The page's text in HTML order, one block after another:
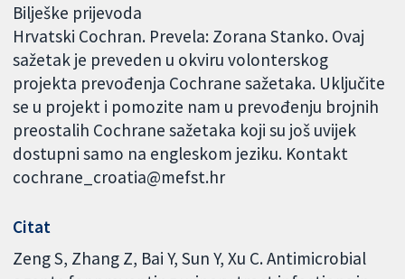
Bilješke prijevoda
Hrvatski Cochran. Prevela: Zorana Stanko. Ovaj
sažetak je preveden u okviru volonterskog
projekta prevođenja Cochrane sažetaka. Uključite
se u projekt i pomozite nam u prevođenju brojnih
preostalih Cochrane sažetaka koji su još uvijek
dostupni samo na engleskom jeziku. Kontakt
cochrane_croatia@mefst.hr
Citat
Zeng S, Zhang Z, Bai Y, Sun Y, Xu C. Antimicrobial